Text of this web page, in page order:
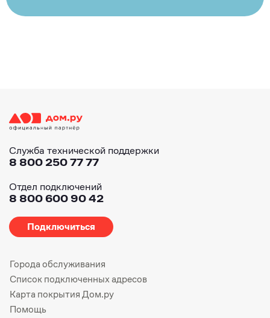
Служба технической поддержки
8 800 250 77 77
Отдел подключений
8 800 600 90 42
Подключиться
Города обслуживания
Список подключенных адресов
Карта покрытия Дом.ру
Помощь